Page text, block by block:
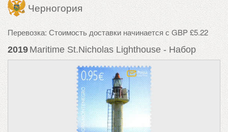
Черногория
Перевозка: Стоимость доставки начинается с GBP £5.22
2019 Maritime St.Nicholas Lighthouse - Набор